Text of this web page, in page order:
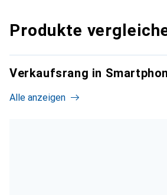
Produkte
Verkaufsrang in
Alle anzeigen